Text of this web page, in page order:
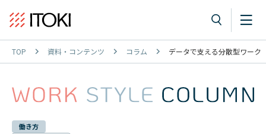
TOP 資料・コンテンツ コラム データで支える分散型ワー
働き方